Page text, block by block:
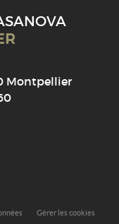
Montpellier
Gérer les cookies